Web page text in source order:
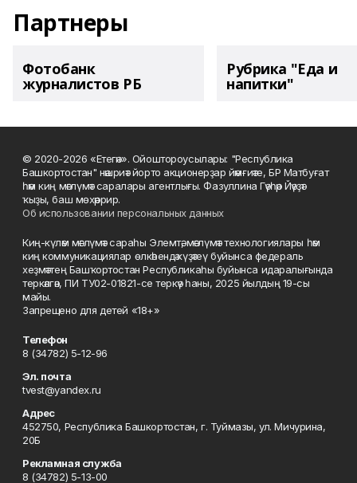
Партнеры
Фотобанк
журналистов РБ
Рубрика "Еда и
напитки"
© 2020-2026 «Етегән». Ойоштороусылары: "Республика
Башкортостан" нәшриәт йорто акционерҙар йәмғиәте, БР Матбуғат
һәм киң мәғлүмәт саралары агентлығы. Фазуллина Гәүһәр Йәүҙәт
ҡыҙы, баш мөхәррир.
Об использовании персональных данных
Киң-күләм мәғлүмәт сараһы Элемтә, мәғлүмәт технологиялары һәм
киң коммуникациялар өлкәһендә күҙәтеү буйынса федераль
хеҙмәттең Башҡортостан Республикаһы буйынса идаралығында
теркәлгән, ПИ ТУ02-01821-се теркәү һаны, 2025 йылдың 19-сы
майы.
Запрещено для детей «18+»
Телефон
8 (34782) 5-12-96
Эл. почта
tvest@yandex.ru
Адрес
452750, Республика Башкортостан, г. Туймазы, ул. Мичурина,
20Б
Рекламная служба
8 (34782) 5-13-00